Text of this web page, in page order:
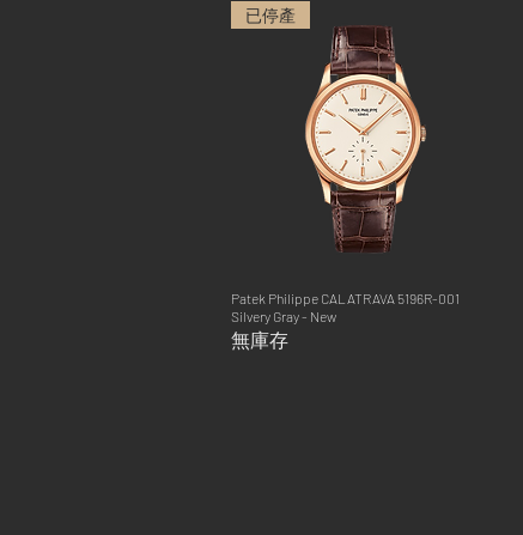
快速瀏覽
已停產
Patek Philippe CALATRAVA 5196R-001
Silvery Gray - New
無庫存